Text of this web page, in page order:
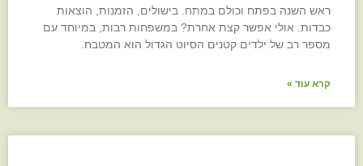
ראש השנה בפתח וכולם במתח. בישולים, הזמנות, הוצאות
כבדות. אולי אפשר קצת אחרת? במשפחות רבות, במיוחד עם
מספר רב של ילדים קטנים הסיוט הגדול הוא המטבח.
קרא עוד »